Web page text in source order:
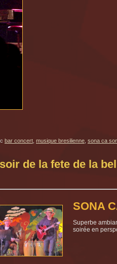
bar concert musique bresilienne sona ca
de la fete de la
SONA
Superbe
soirée en